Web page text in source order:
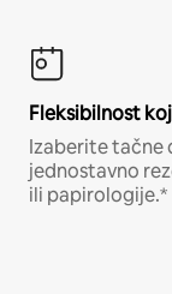
Fleksibilnost
Izaberite tačne
jednostavno
ili papirologije.*